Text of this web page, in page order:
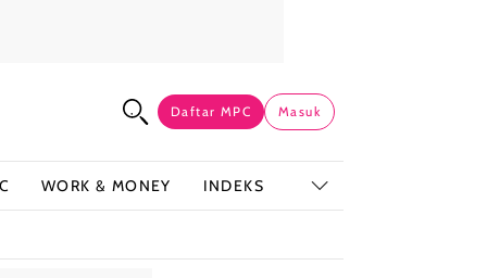
Daftar MPC Masuk
WORK & MONEY INDEKS